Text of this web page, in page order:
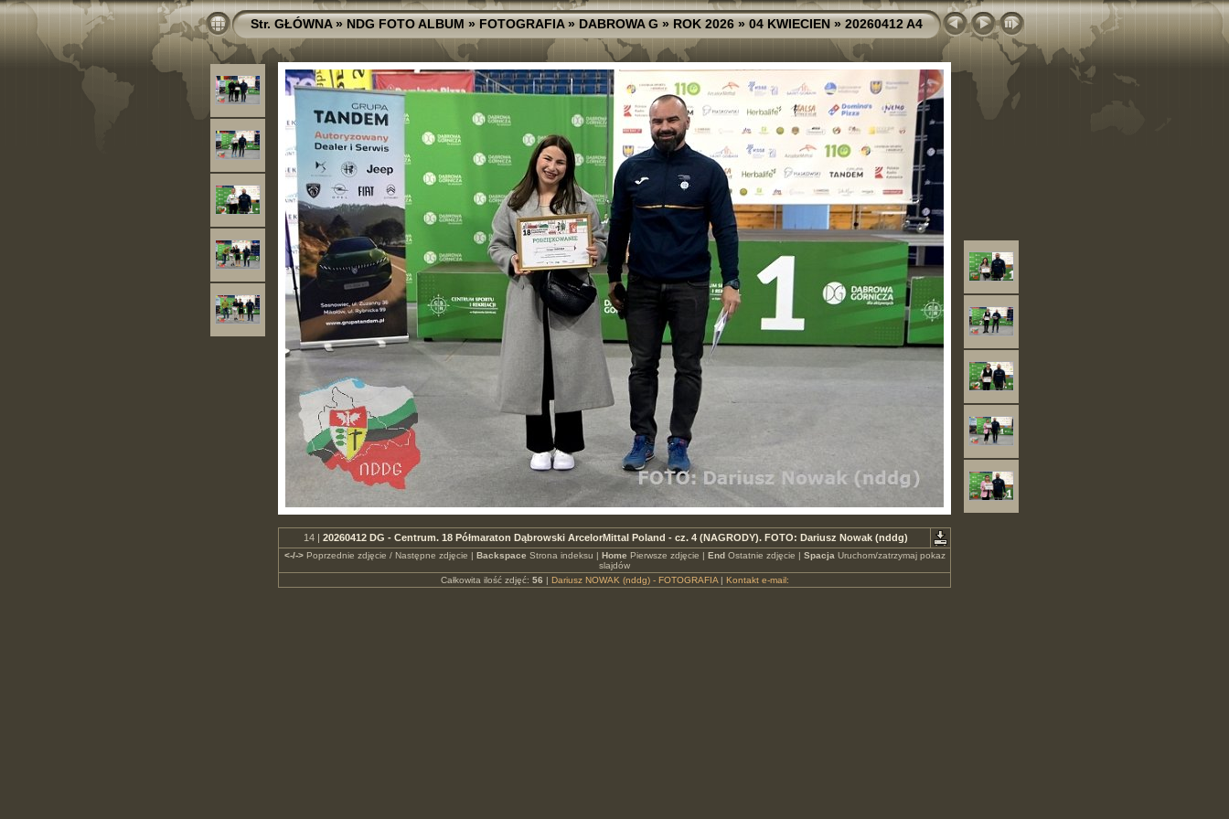
Str. GŁÓWNA»NDG FOTO ALBUM»FOTOGRAFIA»DABROWA G»ROK 2026»04 KWIECIEN»20260412 A4
14 | 20260412 DG - Centrum. 18 Półmaraton Dąbrowski ArcelorMittal Poland - cz. 4 (NAGRODY). FOTO: Dariusz Nowak (nddg)
<-/->Poprzednie zdjęcie / Następne zdjęcie | Backspace Strona indeksu | Home Pierwsze zdjęcie | EndOstatnie zdjęcie | Spacja Uruchom/zatrzymaj pokaz
slajdów
Całkowita ilość zdjęć: 56 | Dariusz NOWAK (nddg) - FOTOGRAFIA| Kontakt e-mail: